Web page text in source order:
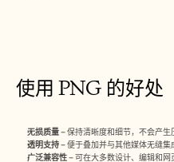
使用 PNG 的好处
无损质量 – 保持清晰度和细节，不会产生
透明支持 – 便于叠加并与其他媒体无缝集
广泛兼容性 – 可在大多数设计、编辑和网
帮助中心
定价